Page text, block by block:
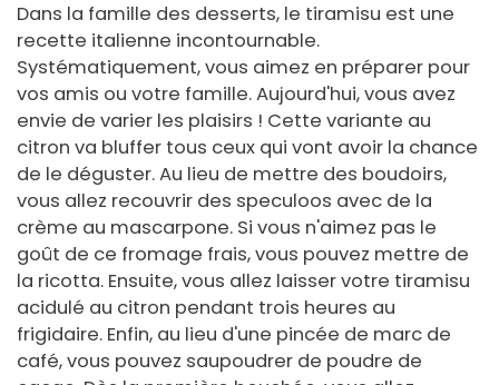
Dans la famille des desserts, le tiramisu est une
recette italienne incontournable.
Systématiquement, vous aimez en préparer pour
vos amis ou votre famille. Aujourd'hui, vous avez
envie de varier les plaisirs ! Cette variante au
citron va bluffer tous ceux qui vont avoir la chance
de le déguster. Au lieu de mettre des boudoirs,
vous allez recouvrir des speculoos avec de la
crème au mascarpone. Si vous n'aimez pas le
goût de ce fromage frais, vous pouvez mettre de
la ricotta. Ensuite, vous allez laisser votre tiramisu
acidulé au citron pendant trois heures au
frigidaire. Enfin, au lieu d'une pincée de marc de
café, vous pouvez saupoudrer de poudre de